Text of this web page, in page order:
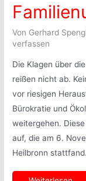
Von Gerhard
verfassen
Die Klagen über
reißen nicht ab.
vor riesigen
Bürokratie und
weitergehen.
auf, die am 6.
Heilbronn